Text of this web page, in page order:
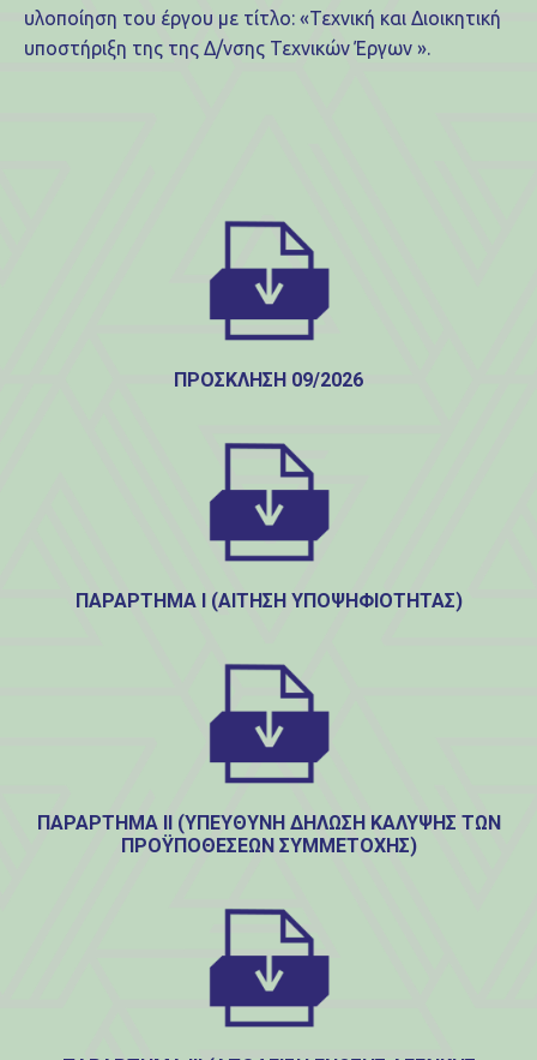
υλοποίηση του έργου με τίτλο: «Τεχνική και Διοικητική
υποστήριξη της της Δ/νσης Τεχνικών Έργων ».
ΠΡΟΣΚΛΗΣΗ 09/2026
ΠΑΡΑΡΤΗΜΑ Ι (ΑΊΤΗΣΗ ΥΠΟΨΗΦΙΌΤΗΤΑΣ)
ΠΑΡΑΡΤΗΜΑ ΙΙ (ΥΠΕΎΘΥΝΗ ΔΉΛΩΣΗ ΚΆΛΥΨΗΣ ΤΩΝ
ΠΡΟΫΠΟΘΈΣΕΩΝ ΣΥΜΜΕΤΟΧΉΣ)